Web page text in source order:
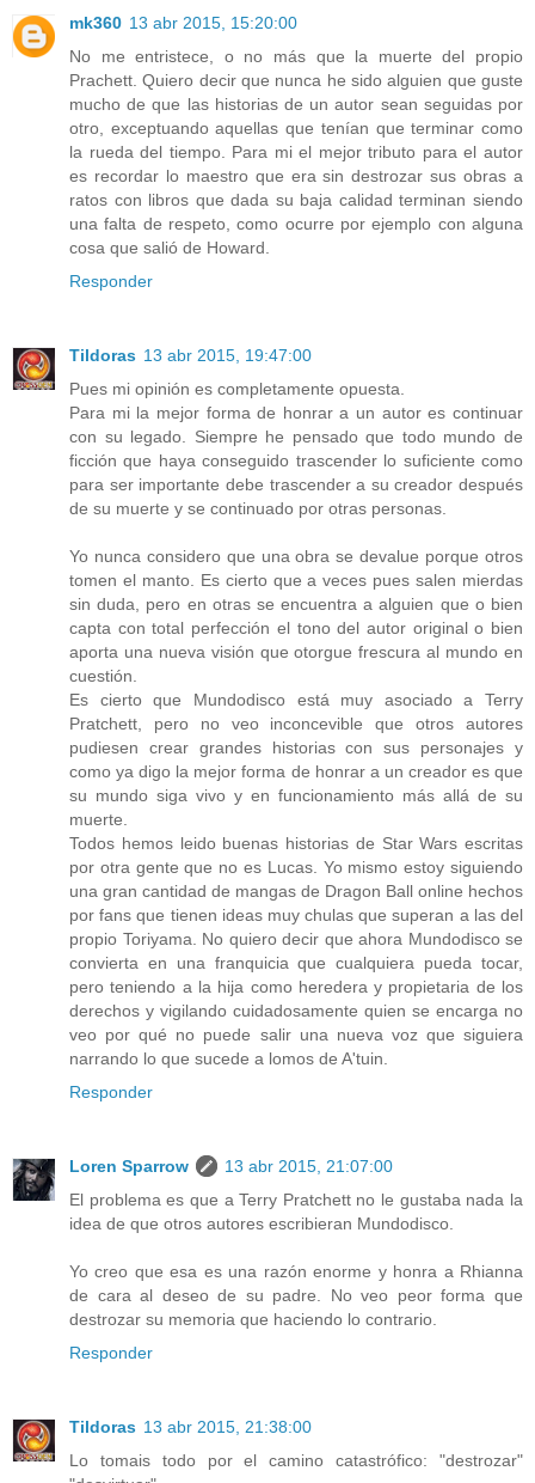
mk360 13 abr 2015, 15:20:00
No me entristece, o no más que la muerte del propio
Prachett. Quiero decir que nunca he sido alguien que guste
mucho de que las historias de un autor sean seguidas por
otro, exceptuando aquellas que tenían que terminar como
la rueda del tiempo. Para mi el mejor tributo para el autor
es recordar lo maestro que era sin destrozar sus obras a
ratos con libros que dada su baja calidad terminan siendo
una falta de respeto, como ocurre por ejemplo con alguna
cosa que salió de Howard.
Responder
Tildoras 13 abr 2015, 19:47:00
Pues mi opinión es completamente opuesta.
Para mi la mejor forma de honrar a un autor es continuar
con su legado. Siempre he pensado que todo mundo de
ficción que haya conseguido trascender lo suficiente como
para ser importante debe trascender a su creador después
de su muerte y se continuado por otras personas.
Yo nunca considero que una obra se devalue porque otros
tomen el manto. Es cierto que a veces pues salen mierdas
sin duda, pero en otras se encuentra a alguien que o bien
capta con total perfección el tono del autor original o bien
aporta una nueva visión que otorgue frescura al mundo en
cuestión.
Es cierto que Mundodisco está muy asociado a Terry
Pratchett, pero no veo inconcevible que otros autores
pudiesen crear grandes historias con sus personajes y
como ya digo la mejor forma de honrar a un creador es que
su mundo siga vivo y en funcionamiento más allá de su
muerte.
Todos hemos leido buenas historias de Star Wars escritas
por otra gente que no es Lucas. Yo mismo estoy siguiendo
una gran cantidad de mangas de Dragon Ball online hechos
por fans que tienen ideas muy chulas que superan a las del
propio Toriyama. No quiero decir que ahora Mundodisco se
convierta en una franquicia que cualquiera pueda tocar,
pero teniendo a la hija como heredera y propietaria de los
derechos y vigilando cuidadosamente quien se encarga no
veo por qué no puede salir una nueva voz que siguiera
narrando lo que sucede a lomos de A'tuin.
Responder
Loren Sparrow
13 abr 2015, 21:07:00
El problema es que a Terry Pratchett no le gustaba nada la
idea de que otros autores escribieran Mundodisco.
Yo creo que esa es una razón enorme y honra a Rhianna
de cara al deseo de su padre. No veo peor forma que
destrozar su memoria que haciendo lo contrario.
Responder
Tildoras 13 abr 2015, 21:38:00
Lo tomais todo por el camino catastrófico: "destrozar"